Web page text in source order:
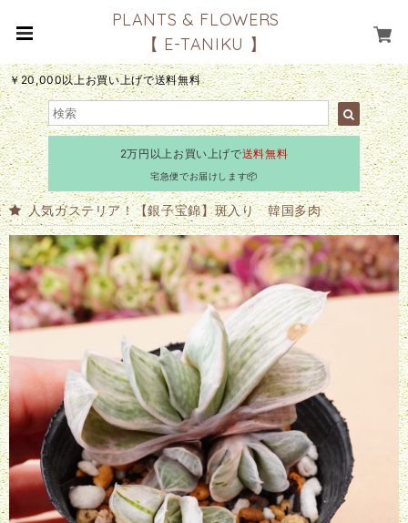
PLANTS & FLOWERS
【 E-TANIKU 】
￥20,000以上お買い上げで送料無料
2万円以上お買い上げで送料無料
宅急便でお届けします📦
人気ガステリア！【銀子宝錦】斑入り 韓国多肉